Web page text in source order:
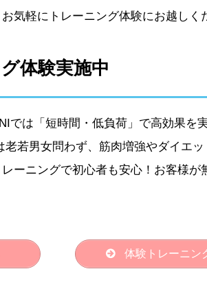
気軽にトレーニング体験にお越しく
体験実施中
では「短時間・低負荷」で高効果を
若男女問わず、筋肉増強やダイエッ
ーニングで初心者も安心！お客様
体験トレーニン